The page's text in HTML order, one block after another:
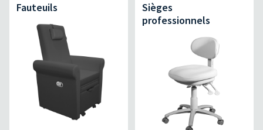
Fauteuils
Sièges
professionnels